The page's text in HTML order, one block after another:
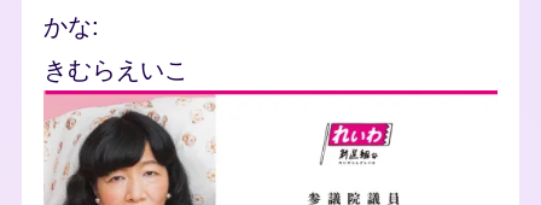
かな
きむらえいこ
Image